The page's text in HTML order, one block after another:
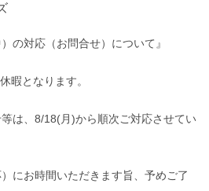
の対応（お問合せ）について』
暇となります。
は、8/18(月)から順次ご対応させてい
にお時間いただきます旨、予めご了